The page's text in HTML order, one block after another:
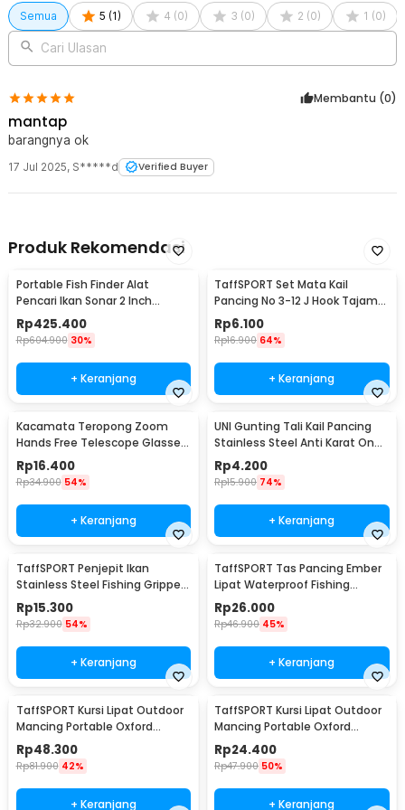
Semua 5 (1) 4 (0) 3 (0) 2 (0) 1 (0)
Cari Ulasan
Membantu (0)
mantap
barangnya ok
17 Jul 2025, S*****d Verified Buyer
Produk Rekomendasi
Portable Fish Finder Alat
Pencari Ikan Sonar 2 Inch
Display 100M - TL-88E
Rp425.400
Rp604.900 30%
+ Keranjang
TaffSPORT Set Mata Kail
Pancing No 3-12 J Hook Tajam
70 PCS with Box - 94151-BE
Rp6.100
Rp16.900 64%
+ Keranjang
Kacamata Teropong Zoom
Hands Free Telescope Glasses
untuk Fishing - HG00117
Rp16.400
Rp34.900 54%
+ Keranjang
UNI Gunting Tali Kail Pancing
Stainless Steel Anti Karat One
Hand - 7261
Rp4.200
Rp15.900 74%
+ Keranjang
TaffSPORT Penjepit Ikan
Stainless Steel Fishing Gripper
Anti Karat - YS05
Rp15.300
Rp32.900 54%
+ Keranjang
TaffSPORT Tas Pancing Ember
Lipat Waterproof Fishing
Bucket
Rp26.000
Rp46.900 45%
+ Keranjang
TaffSPORT Kursi Lipat Outdoor
Mancing Portable Oxford
Folding Chair - ZDY01
Rp48.300
Rp81.900 42%
+ Keranjang
TaffSPORT Kursi Lipat Outdoor
Mancing Portable Oxford
Folding Chair - A0003
Rp24.400
Rp47.900 50%
+ Keranjang